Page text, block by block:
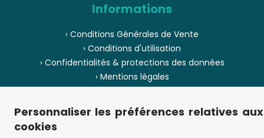
Informations
› Conditions Générales de Vente
› Conditions d'utilisation
› Confidentialités & protections des données
› Mentions légales
› Paiement
› Pièces de puzzle manquantes ?
Personnaliser les préférences relatives aux
cookies